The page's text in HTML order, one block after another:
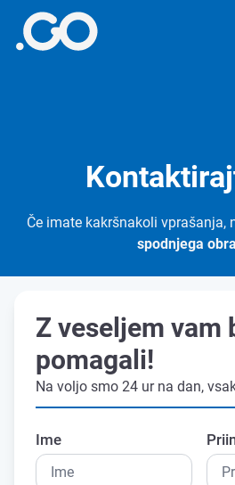
Če imate kakršnakoli vprašanja,
spodnjega
Z veseljem vam
pomagali!
Na voljo smo 24 ur na dan,
Ime